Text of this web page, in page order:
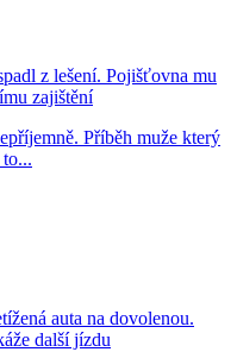
z lešení. Pojišťovna mu
zajištění
Příběh muže který
auta na dovolenou.
další jízdu